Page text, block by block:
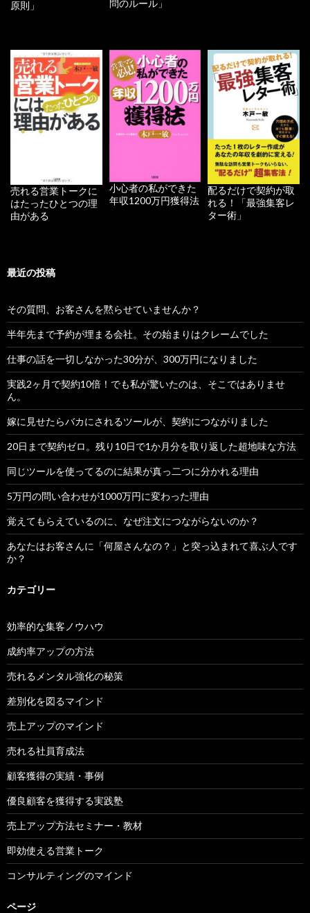
原則」 問のルール」
売れる営業トークに
はたったひとつの理
由がある
小心者の私ができた
年収1200万円獲得法
配るだけで契約が取
れる！「最強集客レ
ター術」
最近の投稿
その質問、お客さんを黙らせていませんか？
半年先まで予約が埋まる会社。その始まりはクレームでした
仕事の話を一切しなかった30分が、300万円になりました
実践2ヶ月で契約10倍！でも私が驚いたのは、そこではありませ
ん。
嫁に見せたらバカにされるツールが、契約につながりました
20日まで契約ゼロ。残り10日で1か月分を取り返した超地味な方法
同じツールを使ってるのに結果が真っ二つに分かれる理由
5万円の問い合わせが1000万円に変わった理由
覚えてもらえているのに、なぜ注文につながらないのか？
あなたはお客さんに「何屋さんなの？」と突っ込まれて喜ぶ人です
か？
カテゴリー
効率的な集客ノウハウ
成約率アップの方法
売れるメンタル強化の秘策
差別化を図るマインド
売上アップのマインド
売れる社員育成法
顧客獲得の実績・事例
優良顧客を獲得する実践塾
売上アップ方法セミナー・教材
即効使える営業トーク
コンサルティングのマインド
ページ